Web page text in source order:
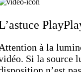
à la
Si la source